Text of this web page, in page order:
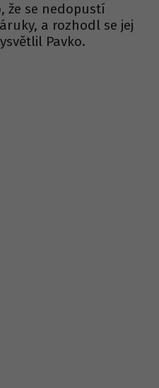
že se nedopustí
a rozhodl se jej
Pavko.